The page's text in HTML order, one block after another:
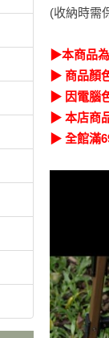
(收納時需
▶本商品
▶ 商品顏
▶ 因電腦
▶ 本店商
▶ 全館滿